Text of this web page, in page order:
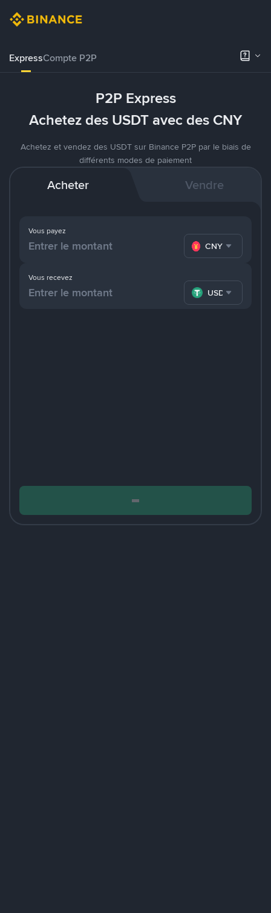
ExpressCompte P2P
P2P Express
Achetez des USDT avec des CNY
Achetez et vendez des USDT sur Binance P2P par le biais de
différents modes de paiement
Acheter Vendre
Vous payez
CNY
Vous recevez
USDT